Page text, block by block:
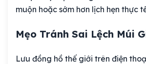
muộn hoặc sớm hơn lịch hẹn thực
Mẹo Tránh Sai Lệch Múi
Lưu đồng hồ thế giới trên điện